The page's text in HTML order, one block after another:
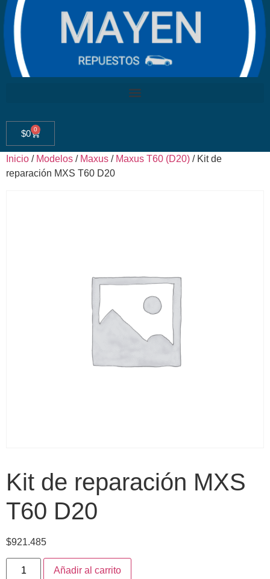
$0 0
Inicio / Modelos / Maxus / Maxus T60 (D20) / Kit de
reparación MXS T60 D20
Kit de reparación MXS
T60 D20
$921.485
Añadir al carrito